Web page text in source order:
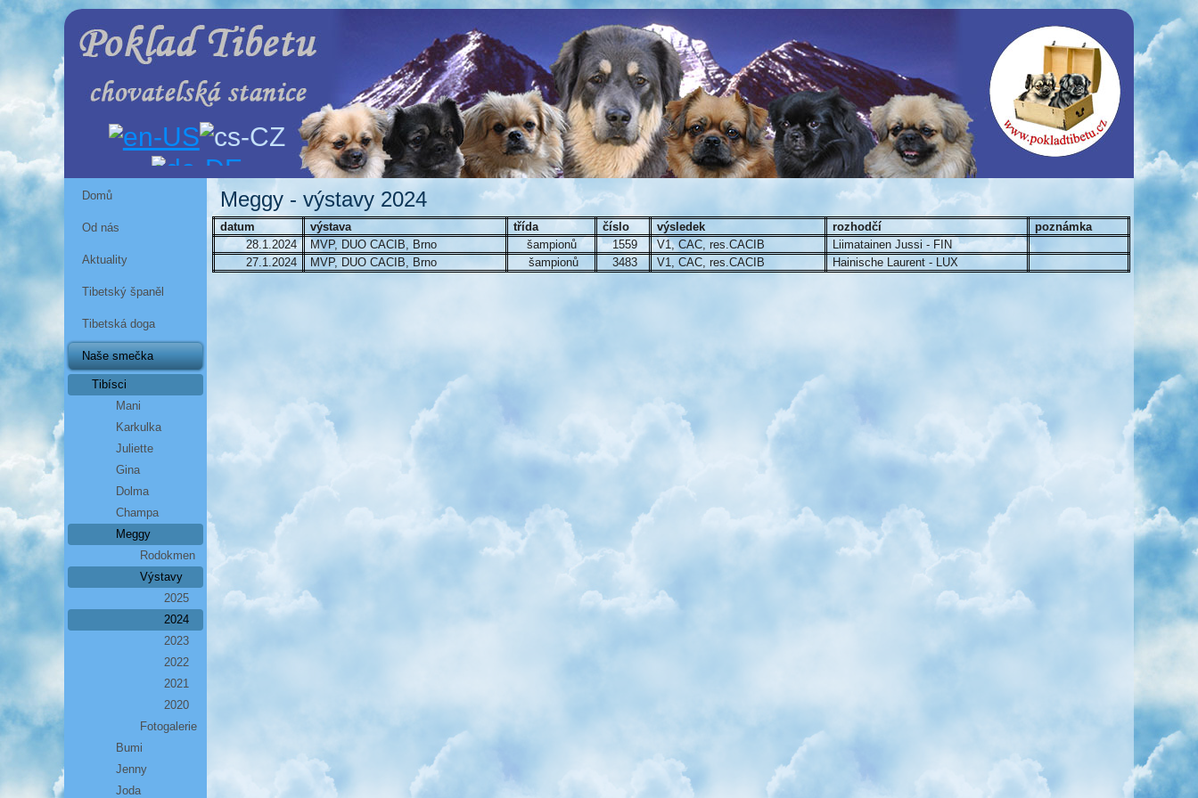
Domů
Od nás
Aktuality
Tibetský španěl
Tibetská doga
Naše smečka
Tibísci
Mani
Karkulka
Juliette
Gina
Dolma
Champa
Meggy
Rodokmen
Výstavy
2025
2024
2023
2022
2021
2020
Fotogalerie
Bumi
Jenny
Joda
Meggy - výstavy 2024
datum výstava třída číslo výsledek rozhodčí
poznámka
28.1.2024
MVP, DUO CACIB, Brno šampionů 1559 V1, CAC, res.CACIB
Liimatainen Jussi - FIN
27.1.2024
MVP, DUO CACIB, Brno šampionů 3483 V1, CAC, res.CACIB Hainische Laurent - LUX